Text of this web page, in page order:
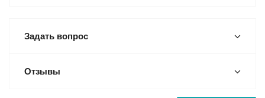
Задать вопрос
Отзывы